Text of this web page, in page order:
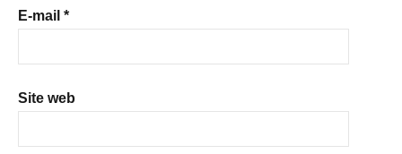
E-mail *
Site web